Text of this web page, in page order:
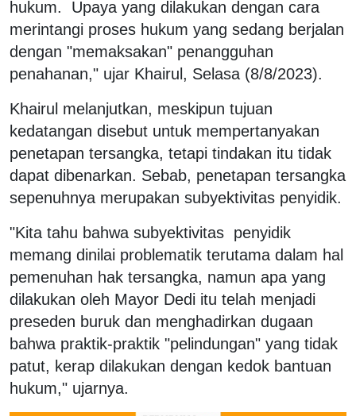
hukum. Upaya yang dilakukan dengan cara
merintangi proses hukum yang sedang berjalan
dengan "memaksakan" penangguhan
penahanan," ujar Khairul, Selasa (8/8/2023).
Khairul melanjutkan, meskipun tujuan
kedatangan disebut untuk mempertanyakan
penetapan tersangka, tetapi tindakan itu tidak
dapat dibenarkan. Sebab, penetapan tersangka
sepenuhnya merupakan subyektivitas penyidik.
"Kita tahu bahwa subyektivitas penyidik
memang dinilai problematik terutama dalam hal
pemenuhan hak tersangka, namun apa yang
dilakukan oleh Mayor Dedi itu telah menjadi
preseden buruk dan menghadirkan dugaan
bahwa praktik-praktik "pelindungan" yang tidak
patut, kerap dilakukan dengan kedok bantuan
hukum," ujarnya.